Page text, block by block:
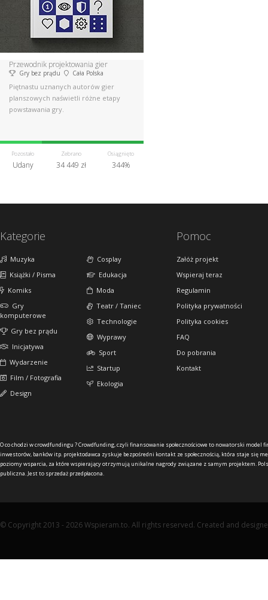
Przewodnik projektowania gier
Gry bez prądu Cała Polska
Piętnastu uznanych autorów gier
planszowych naświetli różne etapy
powstawania gry.
Pozostało
Udany
Zebrano
34 449 zł
Osiągnięto
344%
Kategorie
Muzyka
Książki / Pisma
Komiks
Gry
komputerowe
Gry bez prądu
Inicjatywa
Wydarzenie
Film / Fotografia
Design
Cosplay
Edukacja
Moda
Teatr / Taniec
Technologie
Wyprawy
Sport
Startup
Ekologia
Pomoc
Załóż projekt
Wspieraj teraz
Regulamin
Polityka prywatności
Polityka cookies
FAQ
Do pobrania
Kontakt
O co chodzi w crowdfundingu ?Crowdfunding, czyli finansowanie społecznościowe to nowatorski model
inwestorów, banków itp. projektodawca zyskuje bezpośredni kontakt ze społecznością, która staje się
poziomy wsparcia, za które wspierający otrzymują unikalne nagrody związane z samym projektem.
publiczna. Jest to sprzedaż przedpłacona.
© Copyright 2013 - 2026 Wspieram.to. All rights reserved. Created and